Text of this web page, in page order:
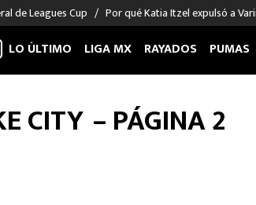
de Leagues Cup Por qué Katia Itzel expulsó a
Las Noticias
LO ÚLTIMO LIGA MX RAYADOS PUMAS
CITY – PÁGINA 2